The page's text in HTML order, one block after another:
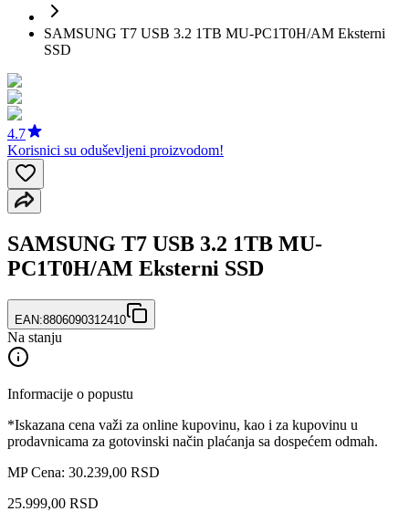
SAMSUNG T7 USB 3.2 1TB MU-PC1T0H/AM Eksterni
SSD
4.7
Korisnici su oduševljeni proizvodom!
SAMSUNG T7 USB 3.2 1TB MU-
PC1T0H/AM Eksterni SSD
EAN:8806090312410
Na stanju
Informacije o popustu
*Iskazana cena važi za online kupovinu, kao i za kupovinu u
prodavnicama za gotovinski način plaćanja sa dospećem odmah.
MP Cena: 30.239,00 RSD
25.999,00 RSD